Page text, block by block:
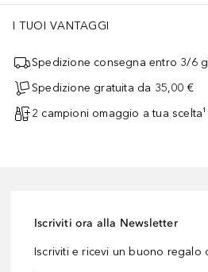
I TUOI VANTAGGI
Spedizione consegna entro 3/6
Spedizione gratuita da 35,00 €
2 campioni omaggio a tua scelta¹
Iscriviti ora alla Newsletter
Iscriviti e ricevi un buono regalo